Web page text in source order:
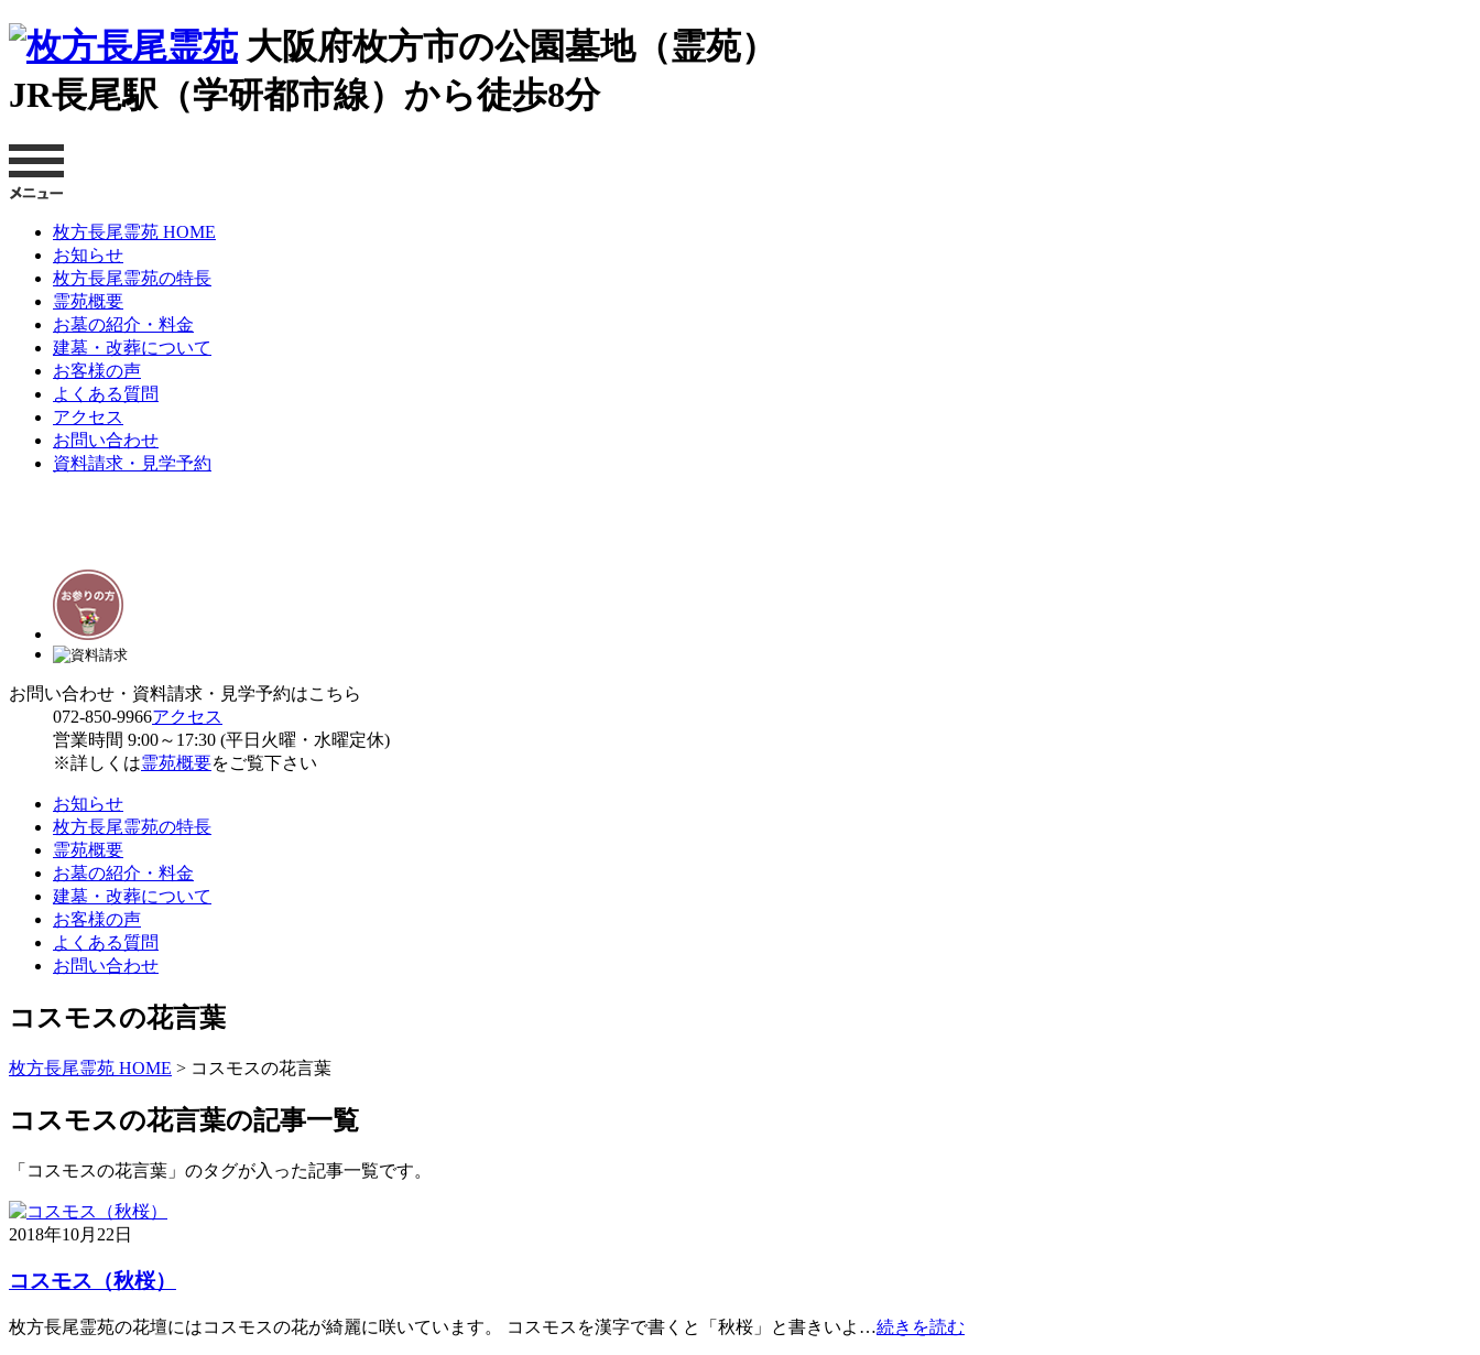
大阪府枚方市の公園墓地（霊苑）
JR長尾駅（学研都市線）から徒歩8分
枚方長尾霊苑 HOME
お知らせ
枚方長尾霊苑の特長
霊苑概要
お墓の紹介・料金
建墓・改葬について
お客様の声
よくある質問
アクセス
お問い合わせ
資料請求・見学予約
お問い合わせ・資料請求・見学予約はこちら
072-850-9966アクセス
営業時間 9:00～17:30 (平日火曜・水曜定休)
※詳しくは霊苑概要をご覧下さい
お知らせ
枚方長尾霊苑の特長
霊苑概要
お墓の紹介・料金
建墓・改葬について
お客様の声
よくある質問
お問い合わせ
コスモスの花言葉
枚方長尾霊苑 HOME > コスモスの花言葉
コスモスの花言葉の記事一覧
「コスモスの花言葉」のタグが入った記事一覧です。
2018年10月22日
コスモス（秋桜）
枚方長尾霊苑の花壇にはコスモスの花が綺麗に咲いています。 コスモスを漢字で書くと「秋桜」と書きいよ…続きを読む